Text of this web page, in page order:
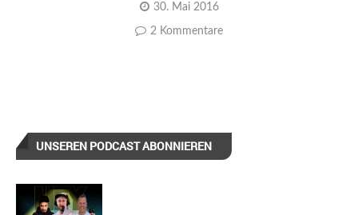
30. Mai 2016
2 Kommentare
UNSEREN PODCAST ABONNIEREN